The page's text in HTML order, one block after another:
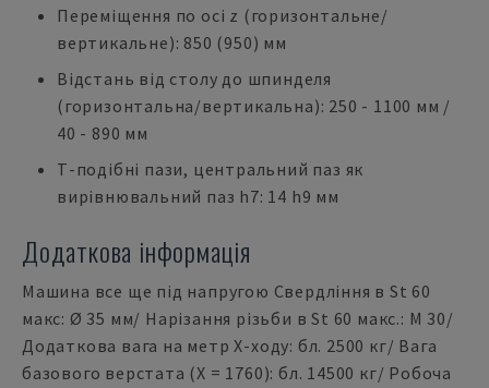
Переміщення по осі z (горизонтальне/
вертикальне): 850 (950) мм
Відстань від столу до шпинделя
(горизонтальна/вертикальна): 250 - 1100 мм /
40 - 890 мм
Т-подібні пази, центральний паз як
вирівнювальний паз h7: 14 h9 мм
Додаткова інформація
Машина все ще під напругою Свердління в St 60
макс: Ø 35 мм/ Нарізання різьби в St 60 макс.: M 30/
Додаткова вага на метр Х-ходу: бл. 2500 кг/ Вага
базового верстата (X = 1760): бл. 14500 кг/ Робоча